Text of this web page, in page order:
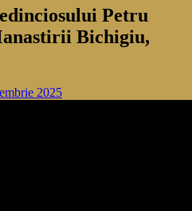
Petru
Bichigiu,
2025